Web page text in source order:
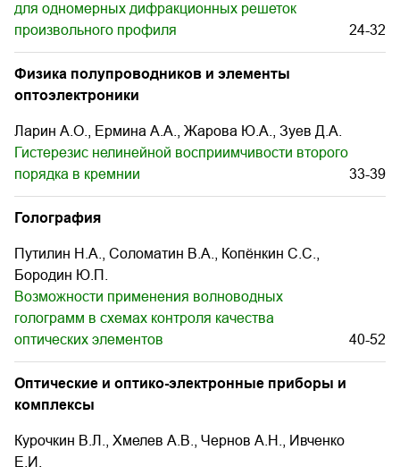
для одномерных дифракционных решеток
произвольного профиля
24-32
Физика полупроводников и элементы
оптоэлектроники
Ларин А.О., Ермина А.А., Жарова Ю.А., Зуев Д.А.
Гистерезис нелинейной восприимчивости второго
порядка в кремнии
33-39
Голография
Путилин Н.А., Соломатин В.А., Копёнкин С.С.,
Бородин Ю.П.
Возможности применения волноводных
голограмм в схемах контроля качества
оптических элементов
40-52
Оптические и оптико-электронные приборы и
комплексы
Курочкин В.Л., Хмелев А.В., Чернов А.Н., Ивченко
Е.И.